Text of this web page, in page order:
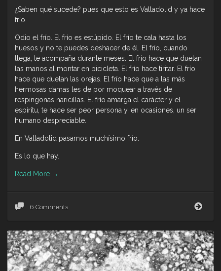
¿Saben qué sucede? pues que esto es Valladolid y ya hace
frío.
Odio el frío. El frío es estúpido. El frío te cala hasta los
huesos y no te puedes deshacer de él. El frío, cuando
llega, te acompaña durante meses. El frío hace que duelan
las manos al montar en bicicleta. El frío hace tiritar. El frío
hace que duelan las orejas. El frío hace que a las más
hermosas damas les de por moquear a través de
respingonas naricillas. El frío amarga el carácter y el
espíritu, te hace ser peor persona y, en ocasiones, un ser
humano despreciable.
En Valladolid pasamos muchísimo frío.
Es lo que hay.
Read More →
6 Comments